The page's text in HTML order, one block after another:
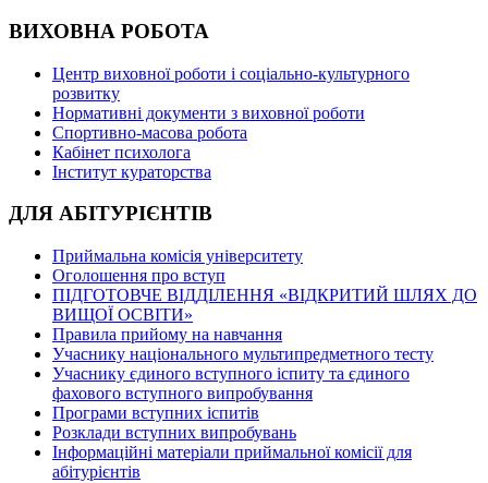
ВИХОВНА РОБОТА
Центр виховної роботи і соціально-культурного
розвитку
Нормативні документи з виховної роботи
Спортивно-масова робота
Кабінет психолога
Інститут кураторства
ДЛЯ АБІТУРІЄНТІВ
Приймальна комісія університету
Оголошення про вступ
ПІДГОТОВЧЕ ВІДДІЛЕННЯ «ВІДКРИТИЙ ШЛЯХ ДО
ВИЩОЇ ОСВІТИ»
Правила прийому на навчання
Учаснику національного мультипредметного тесту
Учаснику єдиного вступного іспиту та єдиного
фахового вступного випробування
Програми вступних іспитів
Розклади вступних випробувань
Інформаційні матеріали приймальної комісії для
абітурієнтів